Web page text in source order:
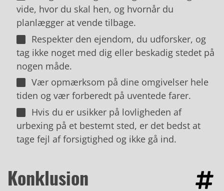
vide, hvor du skal hen, og hvornår du
planlægger at vende tilbage.
Respekter den ejendom, du udforsker, og
tag ikke noget med dig eller beskadig stedet på
nogen måde.
Vær opmærksom på dine omgivelser hele
tiden og vær forberedt på uventede farer.
Hvis du er usikker på lovligheden af
urbexing på et bestemt sted, er det bedst at
tage fejl af forsigtighed og ikke gå ind.
Konklusion